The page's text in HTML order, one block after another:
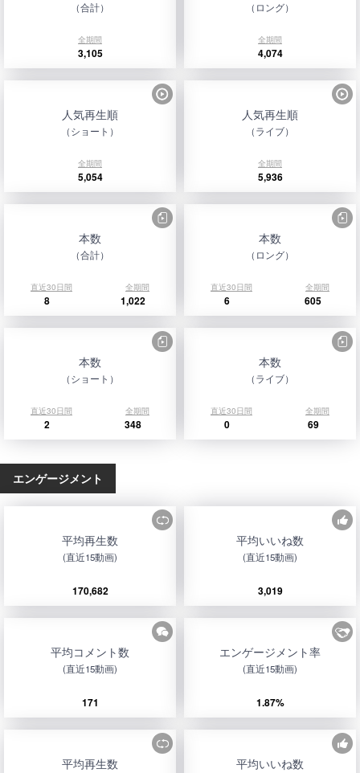
（合計）
全期間
3,105
（ロング）
全期間
4,074
人気再生順
（ショート）
全期間
5,054
人気再生順
（ライブ）
全期間
5,936
本数
（合計）
直近30日間 全期間
8 1,022
本数
（ロング）
直近30日間 全期間
6 605
本数
（ショート）
直近30日間 全期間
2 348
本数
（ライブ）
直近30日間 全期間
0 69
エンゲージメント
平均再生数
(直近15動画)
170,682
平均いいね数
(直近15動画)
3,019
平均コメント数
(直近15動画)
171
エンゲージメント率
(直近15動画)
1.87%
平均再生数 平均いいね数